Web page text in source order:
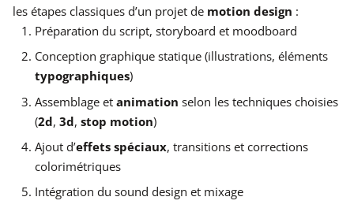
les étapes classiques d’un projet de motion design :
Préparation du script, storyboard et moodboard
Conception graphique statique (illustrations, éléments
typographiques)
Assemblage et animation selon les techniques choisies
(2d, 3d, stop motion)
Ajout d’effets spéciaux, transitions et corrections
colorimétriques
Intégration du sound design et mixage